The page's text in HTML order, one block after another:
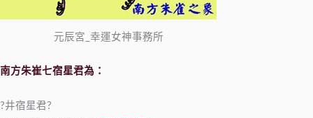
元辰宮_幸運女神事務所
南方朱崔七宿星君為：
?井宿星君?